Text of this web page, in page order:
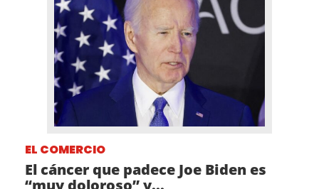
EL COMERCIO
El cáncer que padece Joe Biden es
“muy doloroso” y...